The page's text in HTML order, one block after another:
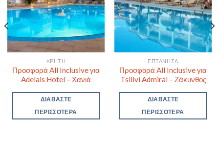
ΚΡΉΤΗ
Προσφορά All Inclusive για
Adelais Hotel – Χανιά
ΔΙΑΒΆΣΤΕ
ΠΕΡΙΣΣΌΤΕΡΑ
ΕΠΤΆΝΗΣΑ
Προσφορά All Inclusive για
Tsilivi Admiral – Ζάκυνθος
ΔΙΑΒΆΣΤΕ
ΠΕΡΙΣΣΌΤΕΡΑ